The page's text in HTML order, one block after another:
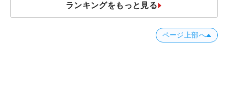
ランキングをもっと見る
ページ上部へ